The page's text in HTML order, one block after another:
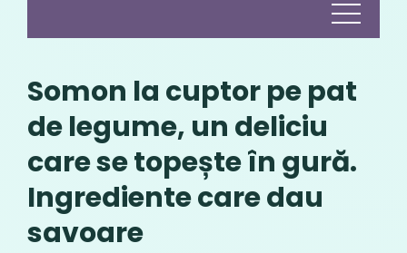
Somon la cuptor pe pat
de legume, un deliciu
care se topește în gură.
Ingrediente care dau
savoare